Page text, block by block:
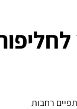
רחבות